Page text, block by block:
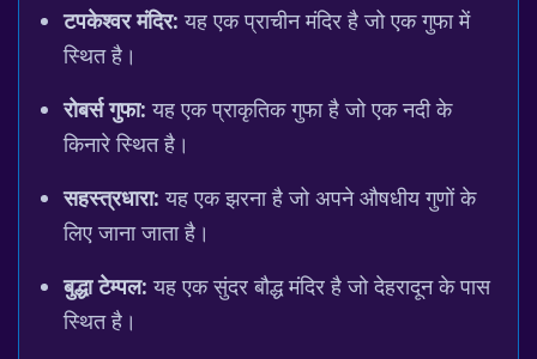
टपकेश्वर मंदिर: यह एक प्राचीन मंदिर है जो एक गुफा में
स्थित है।
रोबर्स गुफा: यह एक प्राकृतिक गुफा है जो एक नदी के
किनारे स्थित है।
सहस्त्रधारा: यह एक झरना है जो अपने औषधीय गुणों के
लिए जाना जाता है।
बुद्धा टेम्पल: यह एक सुंदर बौद्ध मंदिर है जो देहरादून के पास
स्थित है।